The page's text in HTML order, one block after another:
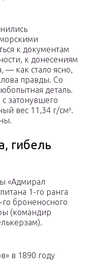
к документам
к донесениям
— как стало ясно,
правды. Со
деталь.
затонувшего
вес 11,34 г/см³.
гибель
«Адмирал
1-го ранга
броненосного
(командир
в 1890 году